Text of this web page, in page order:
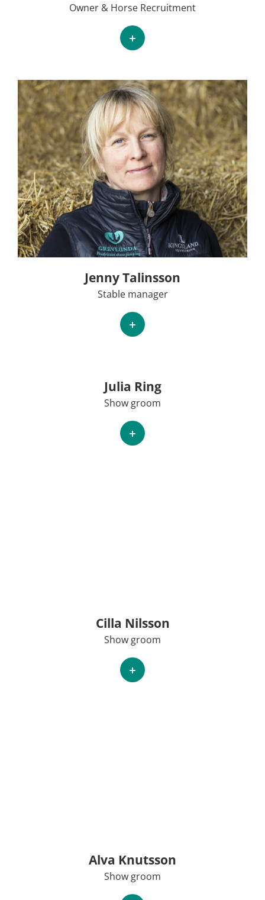
Owner & Horse Recruitment
+
Jenny Talinsson
Stable manager
+
Julia Ring
Show groom
+
Cilla Nilsson
Show groom
+
Alva Knutsson
Show groom